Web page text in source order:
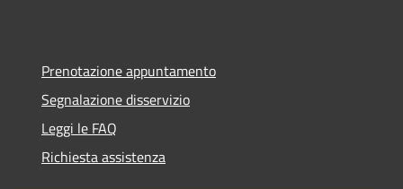
Prenotazione appuntamento
Segnalazione disservizio
Leggi le FAQ
Richiesta assistenza